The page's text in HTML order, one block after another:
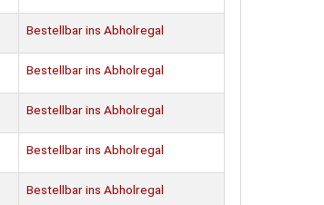
Bestellbar ins Abholregal
Bestellbar ins Abholregal
Bestellbar ins Abholregal
Bestellbar ins Abholregal
Bestellbar ins Abholregal